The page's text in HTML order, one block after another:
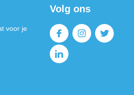
voor je
Volg ons